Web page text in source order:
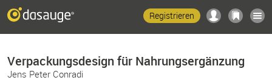
Registrieren
Verpackungsdesign für Nahrungsergänzung
Jens Peter Conradi